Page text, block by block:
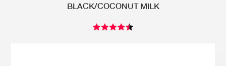
ASICS
OTHERS
BLACK/COCONUT MILK